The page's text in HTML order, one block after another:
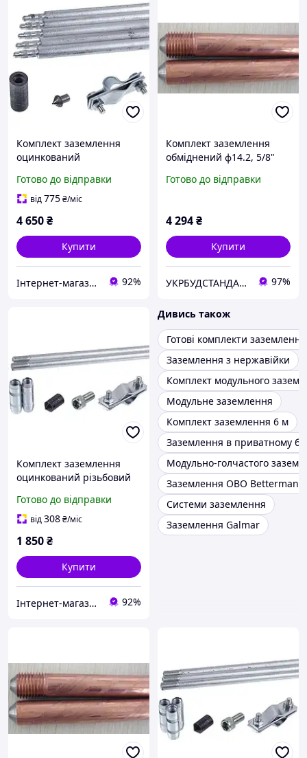
Комплект заземлення
оцинкований
заклепувальний D-20мм,
L-7,5м
Готово до відправки
від775₴/міс
4 650₴
Купити
Інтернет-магазин "Сервіс-М" 92%
Комплект заземлення
обміднений ф14.2, 5/8"
Готово до відправки
4 294₴
Купити
УКРБУДСТАНДАРТ 97%
Комплект заземлення
оцинкований різьбовий
Готово до відправки
від308₴/міс
1 850₴
Купити
Інтернет-магазин "Сервіс-М" 92%
Дивись також
Готові комплекти заземлення
Заземлення з нержавійки
Комплект модульного
Модульне заземлення
Комплект заземлення 6 м
Заземлення в приватному
Модульно-голчастого
Заземлення OBO Bettermann
Системи заземлення
Заземлення Galmar